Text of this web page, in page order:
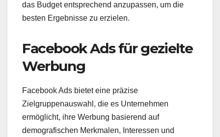
das Budget entsprechend anzupassen, um die
besten Ergebnisse zu erzielen.
Facebook Ads für gezielte
Werbung
Facebook Ads bietet eine präzise
Zielgruppenauswahl, die es Unternehmen
ermöglicht, ihre Werbung basierend auf
demografischen Merkmalen, Interessen und